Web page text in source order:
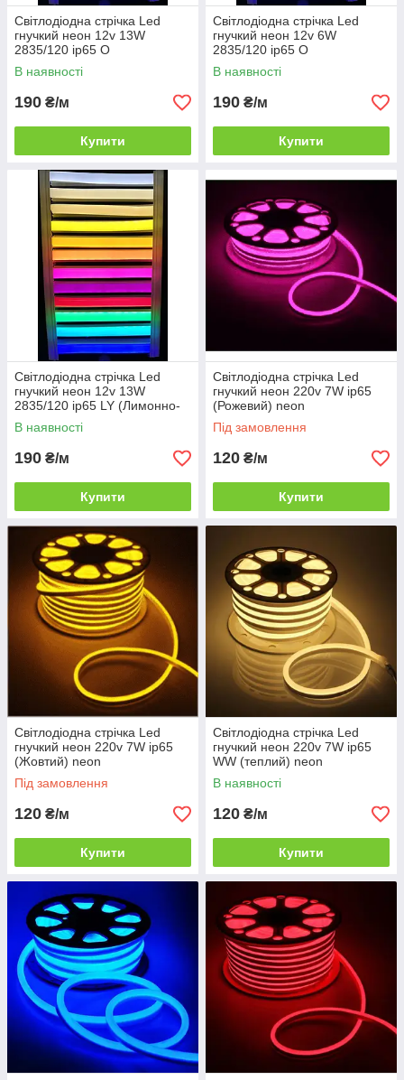
Світлодіодна стрічка Led
гнучкий неон 12v 13W
2835/120 ip65 O
(Помаранчевий) neon
В наявності
190 ₴/м
Купити
Світлодіодна стрічка Led
гнучкий неон 12v 6W
2835/120 ip65 O
(Помаранчевий) neon
В наявності
190 ₴/м
Купити
Світлодіодна стрічка Led
гнучкий неон 12v 13W
2835/120 ip65 LY (Лимонно-
жовтий) neon
В наявності
190 ₴/м
Купити
Світлодіодна стрічка Led
гнучкий неон 220v 7W ip65
(Рожевий) neon
Під замовлення
120 ₴/м
Купити
Світлодіодна стрічка Led
гнучкий неон 220v 7W ip65
(Жовтий) neon
Під замовлення
120 ₴/м
Купити
Світлодіодна стрічка Led
гнучкий неон 220v 7W ip65
WW (теплий) neon
В наявності
120 ₴/м
Купити